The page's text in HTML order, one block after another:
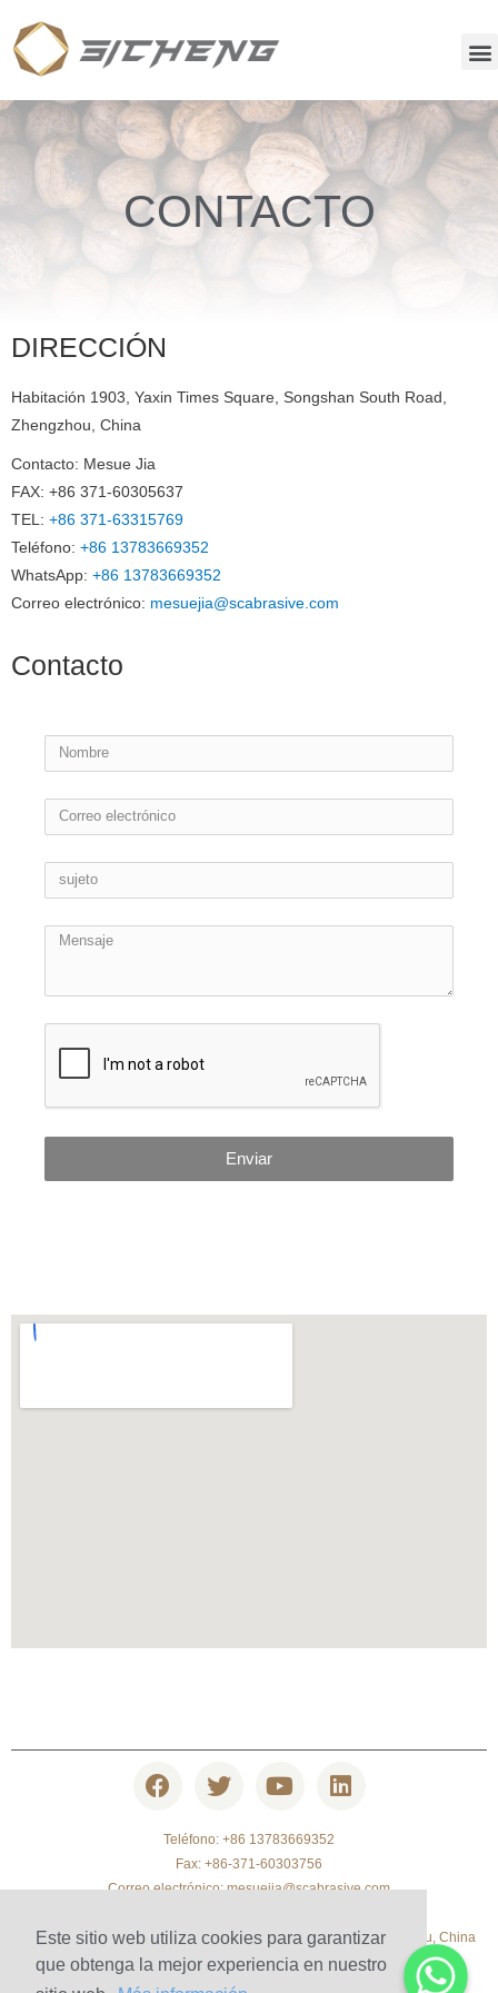
Este sitio web utiliza cookies para garantizar
que obtenga la mejor experiencia en nuestro
CONTACTO
DIRECCIÓN
Habitación 1903, Yaxin Times Square, Songshan South Road,
Zhengzhou, China
Contacto: Mesue Jia
FAX: +86 371-60305637
TEL: +86 371-63315769
Teléfono: +86 13783669352
WhatsApp: +86 13783669352
Correo electrónico: mesuejia@scabrasive.com
Contacto
Enviar
Teléfono: +86 13783669352
Fax: +86-371-60303756
Correo electrónico:mesuejia@scabrasive.com
Sala 1903, Yaxin Times Square, Songshan South Road, Zhengzhou, China